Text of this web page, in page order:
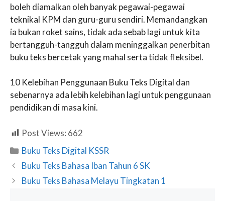
boleh diamalkan oleh banyak pegawai-pegawai
teknikal KPM dan guru-guru sendiri. Memandangkan
ia bukan roket sains, tidak ada sebab lagi untuk kita
bertangguh-tangguh dalam meninggalkan penerbitan
buku teks bercetak yang mahal serta tidak fleksibel.
10 Kelebihan Penggunaan Buku Teks Digital dan
sebenarnya ada lebih kelebihan lagi untuk penggunaan
pendidikan di masa kini.
Post Views: 662
Categories
Buku Teks Digital KSSR
Buku Teks Bahasa Iban Tahun 6 SK
Buku Teks Bahasa Melayu Tingkatan 1